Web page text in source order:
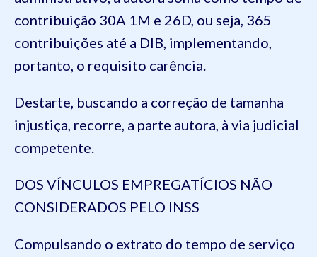
contribuição 30A 1M e 26D, ou seja, 365
contribuições até a DIB, implementando,
portanto, o requisito carência.
Destarte, buscando a correção de tamanha
injustiça, recorre, a parte autora, à via judicial
competente.
DOS VÍNCULOS EMPREGATÍCIOS NÃO
CONSIDERADOS PELO INSS
Compulsando o extrato do tempo de serviço